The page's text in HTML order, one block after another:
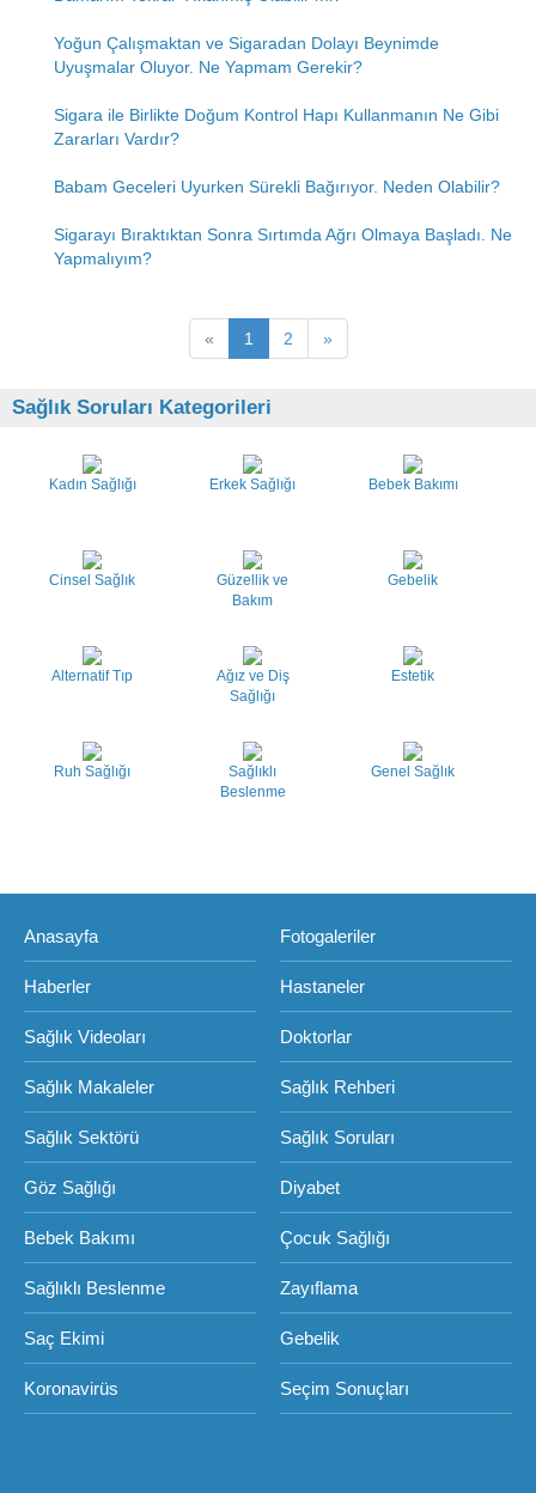
Yoğun Çalışmaktan ve Sigaradan Dolayı Beynimde
Uyuşmalar Oluyor. Ne Yapmam Gerekir?
Sigara ile Birlikte Doğum Kontrol Hapı Kullanmanın Ne Gibi
Zararları Vardır?
Babam Geceleri Uyurken Sürekli Bağırıyor. Neden Olabilir?
Sigarayı Bıraktıktan Sonra Sırtımda Ağrı Olmaya Başladı. Ne
Yapmalıyım?
« 1 2 »
Sağlık Soruları Kategorileri
Kadın Sağlığı Erkek Sağlığı Bebek Bakımı
Cinsel Sağlık
Güzellik ve
Bakım
Gebelik
Alternatif Tıp
Ağız ve Diş
Sağlığı
Estetik
Ruh Sağlığı
Sağlıklı
Beslenme
Genel Sağlık
Anasayfa Fotogaleriler
Haberler Hastaneler
Sağlık Videoları Doktorlar
Sağlık Makaleler Sağlık Rehberi
Sağlık Sektörü Sağlık Soruları
Göz Sağlığı Diyabet
Bebek Bakımı Çocuk Sağlığı
Sağlıklı Beslenme Zayıflama
Saç Ekimi Gebelik
Koronavirüs Seçim Sonuçları